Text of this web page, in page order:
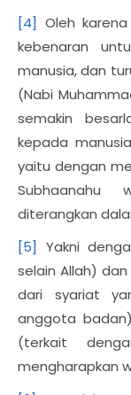
[4] Oleh
kebenaran
manusia, dan
(Nabi
semakin
kepada
yaitu dengan
Subhaanahu
diterangkan
[5]
Yakni
selain Allah)
dari syariat
anggota
(terkait
mengharapkan